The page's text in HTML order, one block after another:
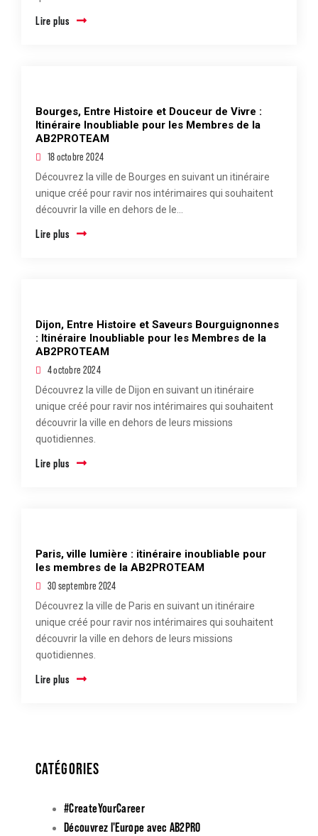
Lire plus
Bourges, Entre Histoire et Douceur de Vivre :
Itinéraire Inoubliable pour les Membres de la
AB2PROTEAM
18 octobre 2024
Découvrez la ville de Bourges en suivant un itinéraire
unique créé pour ravir nos intérimaires qui souhaitent
découvrir la ville en dehors de le...
Lire plus
Dijon, Entre Histoire et Saveurs Bourguignonnes
: Itinéraire Inoubliable pour les Membres de la
AB2PROTEAM
4 octobre 2024
Découvrez la ville de Dijon en suivant un itinéraire
unique créé pour ravir nos intérimaires qui souhaitent
découvrir la ville en dehors de leurs missions
quotidiennes.
Lire plus
Paris, ville lumière : itinéraire inoubliable pour
les membres de la AB2PROTEAM
30 septembre 2024
Découvrez la ville de Paris en suivant un itinéraire
unique créé pour ravir nos intérimaires qui souhaitent
découvrir la ville en dehors de leurs missions
quotidiennes.
Lire plus
CATÉGORIES
#CreateYourCareer
Découvrez l'Europe avec AB2PRO